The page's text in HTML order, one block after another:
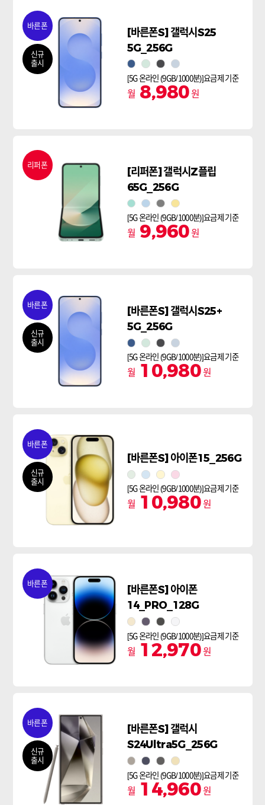
바른폰
신규
출시
[바른폰S] 갤럭시S25
5G_256G
네이비민트 실버쉐도우아이스블루
[5G 온라인 (9GB/1000분)]요금제 기준
월 8,980원
리퍼폰
[리퍼폰] 갤럭시Z플립
65G_256G
민트 블루 실버 쉐도우
옐로우
[5G 온라인 (9GB/1000분)]요금제 기준
월 9,960원
바른폰
신규
출시
[바른폰S] 갤럭시S25+
5G_256G
네이비민트 실버쉐도우아이스블루
[5G 온라인 (9GB/1000분)]요금제 기준
월 10,980원
바른폰
신규
출시
[바른폰S] 아이폰15_256G
그린 블루 옐로
핑크
[5G 온라인 (9GB/1000분)]요금제 기준
월 10,980원
바른폰
[바른폰S] 아이폰
14_PRO_128G
골드 딥퍼플스페이스블랙
실버
[5G 온라인 (9GB/1000분)]요금제 기준
월 12,970원
바른폰
신규
출시
[바른폰S] 갤럭시
S24Ultra5G_256G
티타늄 그레이
티타늄 바이올렛
티타늄 블랙티타늄 옐로우
[5G 온라인 (9GB/1000분)]요금제 기준
월 14,960원